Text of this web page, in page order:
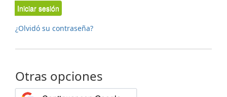
Iniciar sesión
¿Olvidó su contraseña?
Otras opciones